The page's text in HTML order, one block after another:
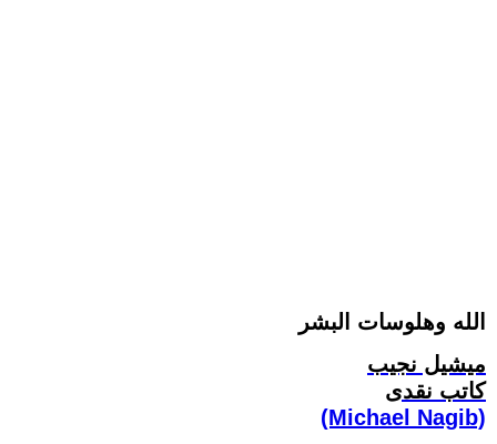
الله وهلوسات البشر
ميشيل نجيب
كاتب نقدى
(Michael Nagib)